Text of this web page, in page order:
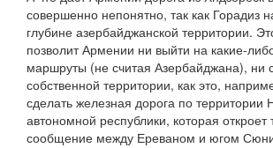
совершенно непонятно, так как Горадиз
глубине азербайджанской территории.
позволит Армении ни выйти на какие-
маршруты (не считая Азербайджана), ни
собственной территории, как это,
сделать железная дорога по территории
автономной республики, которая откроет
сообщение между Ереваном и югом